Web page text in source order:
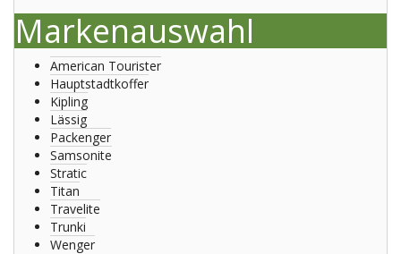
Markenauswahl
American Tourister
Hauptstadtkoffer
Kipling
Lässig
Packenger
Samsonite
Stratic
Titan
Travelite
Trunki
Wenger